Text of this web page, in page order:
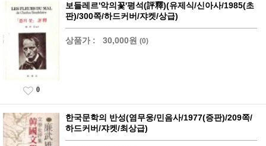
보들레르'악의꽃'평석(評釋)(유제식/신아사/1985(초
판)/300쪽/하드커버/쟈켓/상급)
상품가 : 30,000원 (0)
0
한국문학의 반성(염무웅/민음사/1977(증판)/209쪽/
하드커버/쟈켓/최상급)